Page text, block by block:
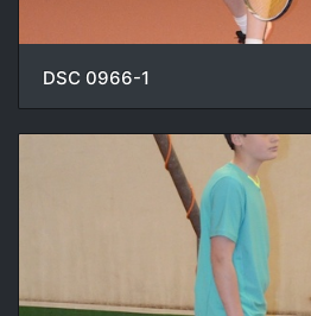
DSC 0966-1